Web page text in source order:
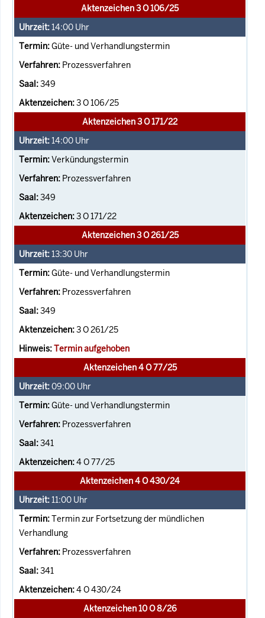
Aktenzeichen 3 O 106/25
14:00 Uhr
Güte- und Verhandlungstermin
Prozessverfahren
349
3 O 106/25
Aktenzeichen 3 O 171/22
14:00 Uhr
Verkündungstermin
Prozessverfahren
349
3 O 171/22
Aktenzeichen 3 O 261/25
13:30 Uhr
Güte- und Verhandlungstermin
Prozessverfahren
349
3 O 261/25
Termin aufgehoben
Aktenzeichen 4 O 77/25
09:00 Uhr
Güte- und Verhandlungstermin
Prozessverfahren
341
4 O 77/25
Aktenzeichen 4 O 430/24
11:00 Uhr
Termin zur Fortsetzung der mündlichen
Verhandlung
Prozessverfahren
341
4 O 430/24
Aktenzeichen 10 O 8/26